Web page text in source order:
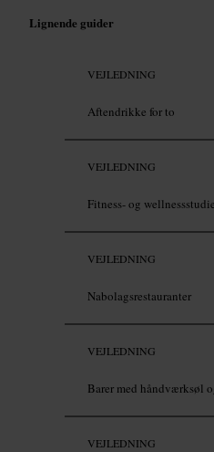
Lignende guider
VEJLEDNING
Aftendrikke for to
VEJLEDNING
Fitness- og
VEJLEDNING
Nabolagsrestauranter
VEJLEDNING
Barer med håndværksøl
VEJLEDNING